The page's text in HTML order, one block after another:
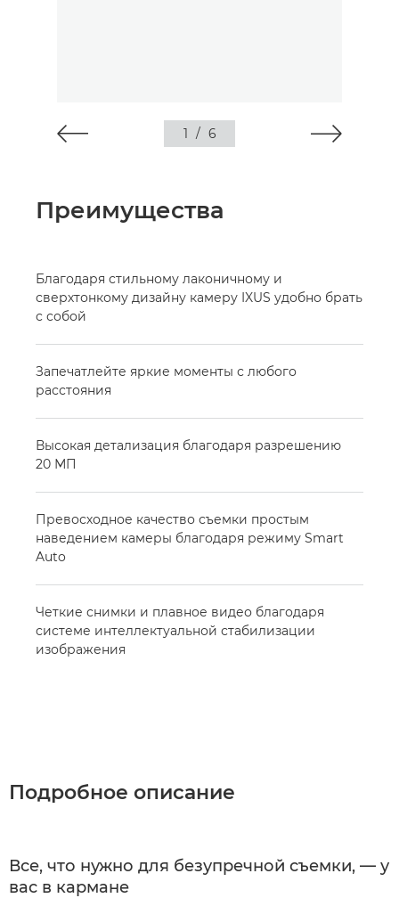
1 / 6
Преимущества
Благодаря стильному лаконичному и
сверхтонкому дизайну камеру IXUS удобно брать
с собой
Запечатлейте яркие моменты с любого
расстояния
Высокая детализация благодаря разрешению
20 МП
Превосходное качество съемки простым
наведением камеры благодаря режиму Smart
Auto
Четкие снимки и плавное видео благодаря
системе интеллектуальной стабилизации
изображения
Подробное описание
Все, что нужно для безупречной съемки, — у
вас в кармане